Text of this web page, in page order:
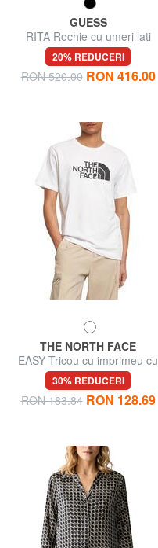
GUESS
RITA Rochie cu umeri lați
20% REDUCERI
RON 520.00 RON 416.00
THE NORTH FACE
EASY Tricou cu imprimeu cu
logo
30% REDUCERI
RON 183.84 RON 128.69